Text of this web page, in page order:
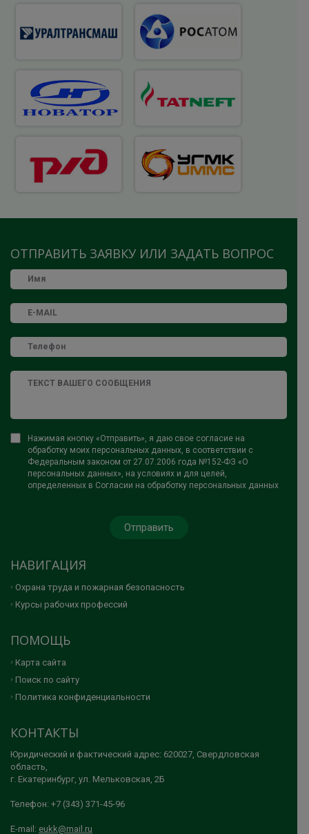
ОТПРАВИТЬ ЗАЯВКУ ИЛИ ЗАДАТЬ ВОПРОС
Нажимая кнопку «Отправить», я даю свое согласие на
обработку моих персональных данных, в соответствии с
Федеральным законом от 27.07.2006 года №152-ФЗ «О
персональных данных», на условиях и для целей,
определенных в Согласии на обработку персональных данных
НАВИГАЦИЯ
Охрана труда и пожарная безопасность
Курсы рабочих профессий
ПОМОЩЬ
Карта сайта
Поиск по сайту
Политика конфиденциальности
КОНТАКТЫ
Юридический и фактический адрес: 620027, Свердловская
область,
г. Екатеринбург, ул. Мельковская, 2Б
Телефон: +7 (343) 371-45-96
E-mail: eukk@mail.ru